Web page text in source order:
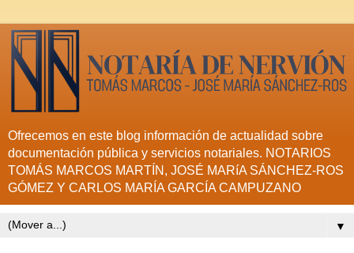
Ofrecemos en este blog información de actualidad sobre
documentación pública y servicios notariales. NOTARIOS
TOMÁS MARCOS MARTÍN, JOSÉ MARíA SÁNCHEZ-ROS
GÓMEZ Y CARLOS MARÍA GARCÍA CAMPUZANO
▼